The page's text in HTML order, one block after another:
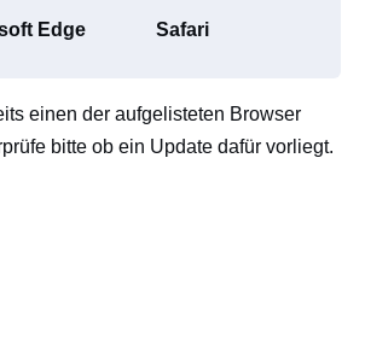
Edge Safari
einen der aufgelisteten Browser
bitte ob ein Update dafür vorliegt.